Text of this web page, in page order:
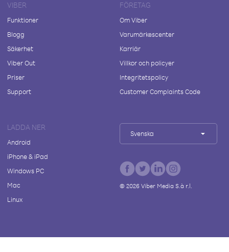
VIBER
Funktioner
Blogg
Säkerhet
Viber Out
Priser
Support
FÖRETAG
Om Viber
Varumärkescenter
Karriär
Villkor och policyer
Integritetspolicy
Customer Complaints Code
LADDA NER
Android
iPhone & iPad
Windows PC
Mac
Linux
Svenska
© 2026Viber Media S.à r.l.